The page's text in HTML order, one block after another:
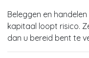
Beleggen en
kapitaal loopt risico.
dan u bereid bent te